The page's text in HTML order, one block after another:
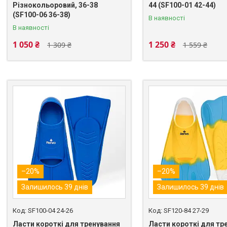
Різнокольоровий, 36-38
(SF100-06 36-38)
В наявності
1 309 ₴
1 050 ₴
44 (SF100-01 42-44)
В наявності
1 559 ₴
1 250 ₴
–20%
Залишилось 39 днів
SF100-04 24-26
Ласти короткі для тренування
–20%
Залишилось 39 днів
SF120-84 27-29
Ласти короткі для